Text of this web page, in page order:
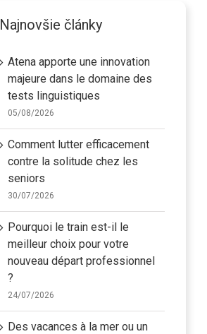
Najnovšie články
Atena apporte une innovation
majeure dans le domaine des
tests linguistiques
05/08/2026
Comment lutter efficacement
contre la solitude chez les
seniors
30/07/2026
Pourquoi le train est-il le
meilleur choix pour votre
nouveau départ professionnel
?
24/07/2026
Des vacances à la mer ou un